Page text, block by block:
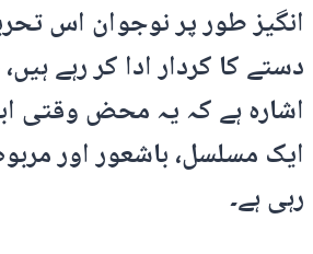
انگیز طور پر نوجوان اس
دستے کا کردار ادا کر رہے
اشارہ ہے کہ یہ محض وقتی
ایک مسلسل، باشعور اور
رہی ہے۔